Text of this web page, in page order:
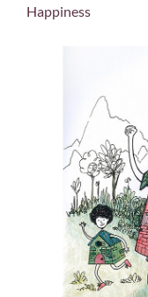
Happiness